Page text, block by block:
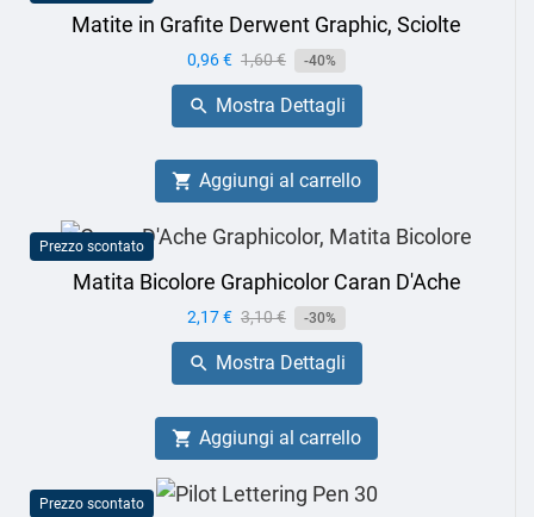
Matite in Grafite Derwent Graphic, Sciolte
Prezzo
0,96 € Prezzo
base
1,60 € -40%
 Mostra Dettagli
 Aggiungi al carrello
Prezzo scontato
Matita Bicolore Graphicolor Caran D'Ache
Prezzo
2,17 € Prezzo
base
3,10 € -30%
 Mostra Dettagli
 Aggiungi al carrello
Prezzo scontato